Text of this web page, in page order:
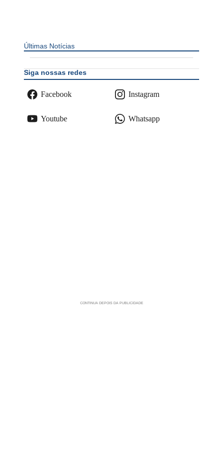
Últimas Notícias
Siga nossas redes
Facebook Instagram
Youtube Whatsapp